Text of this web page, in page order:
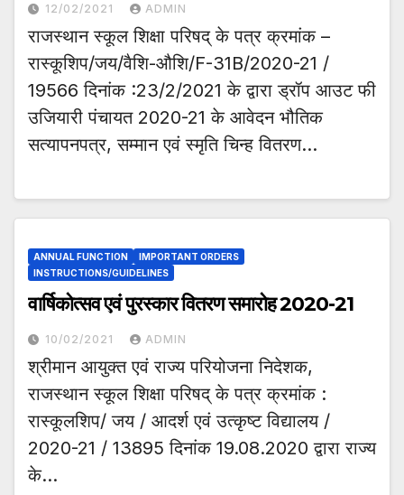
12/02/2021 ADMIN
राजस्थान स्कूल शिक्षा परिषद् के पत्र क्रमांक –
रास्कूशिप/जय/वैशि-औशि/F-31B/2020-21 /
19566 दिनांक :23/2/2021 के द्वारा ड्रॉप आउट फी
उजियारी पंचायत 2020-21 के आवेदन भौतिक
सत्यापनपत्र, सम्मान एवं स्मृति चिन्ह वितरण…
ANNUAL FUNCTION
IMPORTANT ORDERS
INSTRUCTIONS/GUIDELINES
वार्षिकोत्सव एवं पुरस्कार वितरण समारोह 2020-21
10/02/2021 ADMIN
श्रीमान आयुक्त एवं राज्य परियोजना निदेशक,
राजस्थान स्कूल शिक्षा परिषद् के पत्र क्रमांक :
रास्कूलशिप/ जय / आदर्श एवं उत्कृष्ट विद्यालय /
2020-21 / 13895 दिनांक 19.08.2020 द्वारा राज्य
के…